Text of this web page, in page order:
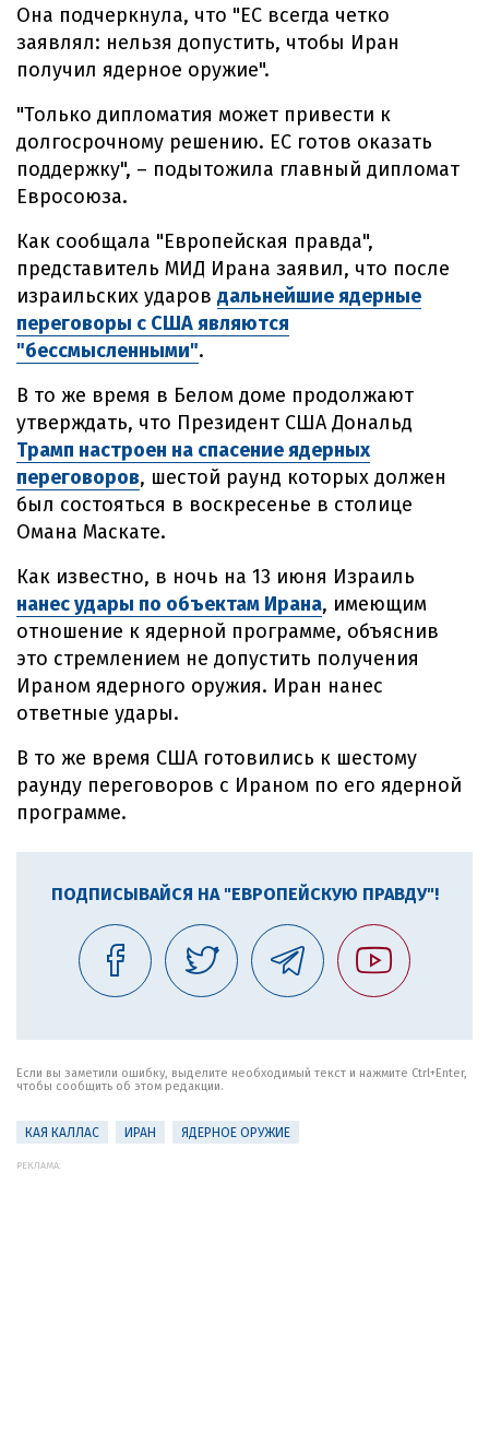
Она подчеркнула, что "ЕС всегда четко
заявлял: нельзя допустить, чтобы Иран
получил ядерное оружие".
"Только дипломатия может привести к
долгосрочному решению. ЕС готов оказать
поддержку", – подытожила главный дипломат
Евросоюза.
Как сообщала "Европейская правда",
представитель МИД Ирана заявил, что после
израильских ударов дальнейшие ядерные
переговоры с США являются
"бессмысленными".
В то же время в Белом доме продолжают
утверждать, что Президент США Дональд
Трамп настроен на спасение ядерных
переговоров, шестой раунд которых должен
был состояться в воскресенье в столице
Омана Маскате.
Как известно, в ночь на 13 июня Израиль
нанес удары по объектам Ирана, имеющим
отношение к ядерной программе, объяснив
это стремлением не допустить получения
Ираном ядерного оружия. Иран нанес
ответные удары.
В то же время США готовились к шестому
раунду переговоров с Ираном по его ядерной
программе.
ПОДПИСЫВАЙСЯ НА "ЕВРОПЕЙСКУЮ ПРАВДУ"!
Если вы заметили ошибку, выделите необходимый текст и нажмите Ctrl+Enter,
чтобы сообщить об этом редакции.
КАЯ КАЛЛАС ИРАН ЯДЕРНОЕ ОРУЖИЕ
РЕКЛАМА: